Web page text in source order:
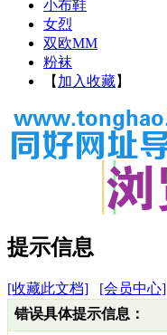
小布鞋
女烈
双欧MM
粉袜
【 加入收藏】
提示信息
[收藏此文档] [会员中心]
错误具体提示信息：